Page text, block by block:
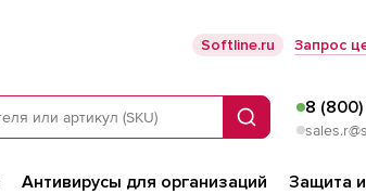
Softline.ru Запрос
Поиск
8
Антивирусы для организаций Защита